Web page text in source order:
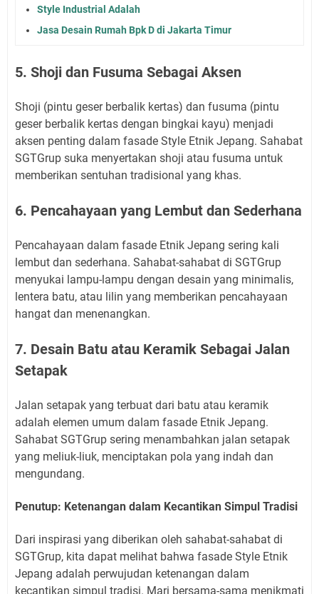
Style Industrial Adalah
Jasa Desain Rumah Bpk D di Jakarta Timur
5. Shoji dan Fusuma Sebagai Aksen
Shoji (pintu geser berbalik kertas) dan fusuma (pintu
geser berbalik kertas dengan bingkai kayu) menjadi
aksen penting dalam fasade Style Etnik Jepang. Sahabat
SGTGrup suka menyertakan shoji atau fusuma untuk
memberikan sentuhan tradisional yang khas.
6. Pencahayaan yang Lembut dan Sederhana
Pencahayaan dalam fasade Etnik Jepang sering kali
lembut dan sederhana. Sahabat-sahabat di SGTGrup
menyukai lampu-lampu dengan desain yang minimalis,
lentera batu, atau lilin yang memberikan pencahayaan
hangat dan menenangkan.
7. Desain Batu atau Keramik Sebagai Jalan
Setapak
Jalan setapak yang terbuat dari batu atau keramik
adalah elemen umum dalam fasade Etnik Jepang.
Sahabat SGTGrup sering menambahkan jalan setapak
yang meliuk-liuk, menciptakan pola yang indah dan
mengundang.
Penutup: Ketenangan dalam Kecantikan Simpul Tradisi
Dari inspirasi yang diberikan oleh sahabat-sahabat di
SGTGrup, kita dapat melihat bahwa fasade Style Etnik
Jepang adalah perwujudan ketenangan dalam
kecantikan simpul tradisi. Mari bersama-sama menikmati